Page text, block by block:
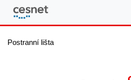
Postranní lišta